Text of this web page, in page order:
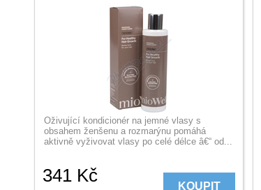
Oživující kondicionér na jemné vlasy s
obsahem ženšenu a rozmarýnu pomáhá
aktivně vyživovat vlasy po celé délce â€“ od...
341 Kč
KOUPIT